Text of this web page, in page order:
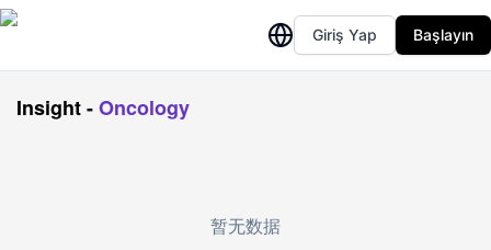
Giriş Yap Başlayın
Insight-Oncology
暂无数据